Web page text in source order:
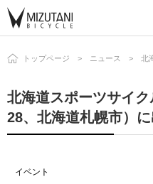
トップページ ニュース 北
北海道スポーツサイ
28、北海道札幌市）に
イベント